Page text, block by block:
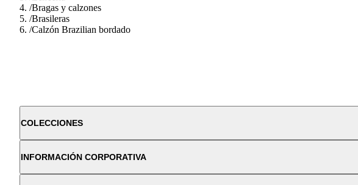
/Bragas y calzones
/Brasileras
/Calzón Brazilian bordado
COLECCIONES
INFORMACIÓN CORPORATIVA